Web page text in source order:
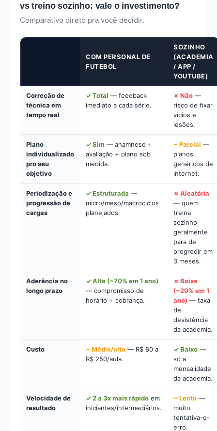
vs treino sozinho: vale o investimento?
Comparativo direto pra você decidir.
COM PERSONAL DE
FUTEBOL
SOZINHO
(ACADEMIA
/ APP /
YOUTUBE)
Correção de
técnica em
tempo real
✓ Total — feedback
imediato a cada série.
✗ Não —
risco de fixar
vícios e
lesões.
Plano
individualizado
pro seu
objetivo
✓ Sim — anamnese +
avaliação + plano sob
medida.
~ Parcial —
planos
genéricos de
internet.
Periodização e
progressão de
cargas
✓ Estruturada —
micro/meso/macrociclos
planejados.
✗ Aleatória
— quem
treina
sozinho
geralmente
para de
progredir em
3 meses.
Aderência no
longo prazo
✓ Alta (~70% em 1 ano)
— compromisso de
horário + cobrança.
✗ Baixa
(~20% em 1
ano) — taxa
de
desistência
da academia.
Custo ~ Médio/alto — R$ 80 a
R$ 250/aula.
✓ Baixo —
só a
mensalidade
da academia.
Velocidade de
resultado
✓ 2 a 3x mais rápido em
iniciantes/intermediários.
~ Lento —
muito
tentativa-e-
erro.